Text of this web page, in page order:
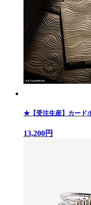
★【受注生産】カード
13,200円